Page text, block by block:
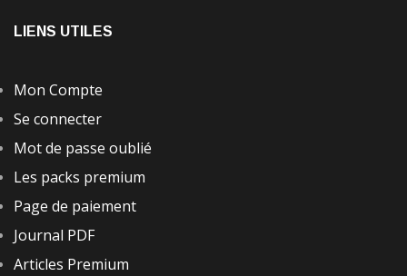
LIENS UTILES
Mon Compte
Se connecter
Mot de passe oublié
Les packs premium
Page de paiement
Journal PDF
Articles Premium